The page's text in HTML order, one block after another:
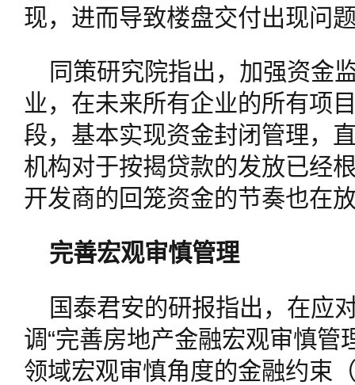
现，进而导致楼盘交付出现问
同策研究院指出，加强资金
业，在未来所有企业的所有项
段，基本实现资金封闭管理，
机构对于按揭贷款的发放已经
开发商的回笼资金的节奏也在
完善宏观审慎管理
国泰君安的研报指出，在应
调“完善房地产金融宏观审慎管
领域宏观审慎角度的金融约束